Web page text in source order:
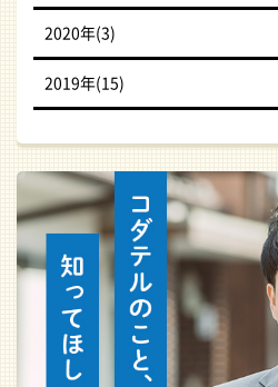
2020年(3)
2019年(15)